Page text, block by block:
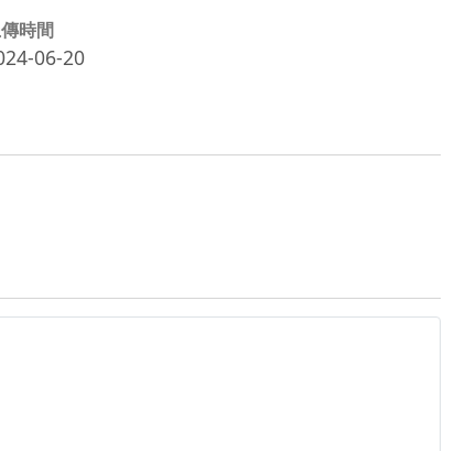
時間
06-20